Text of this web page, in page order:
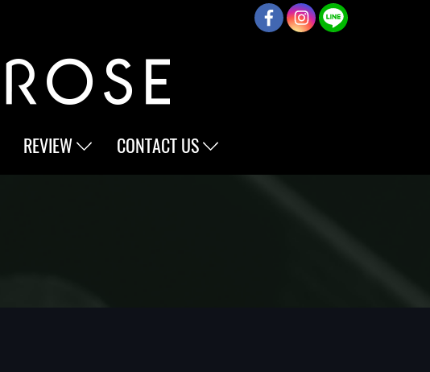
REVIEW CONTACT US